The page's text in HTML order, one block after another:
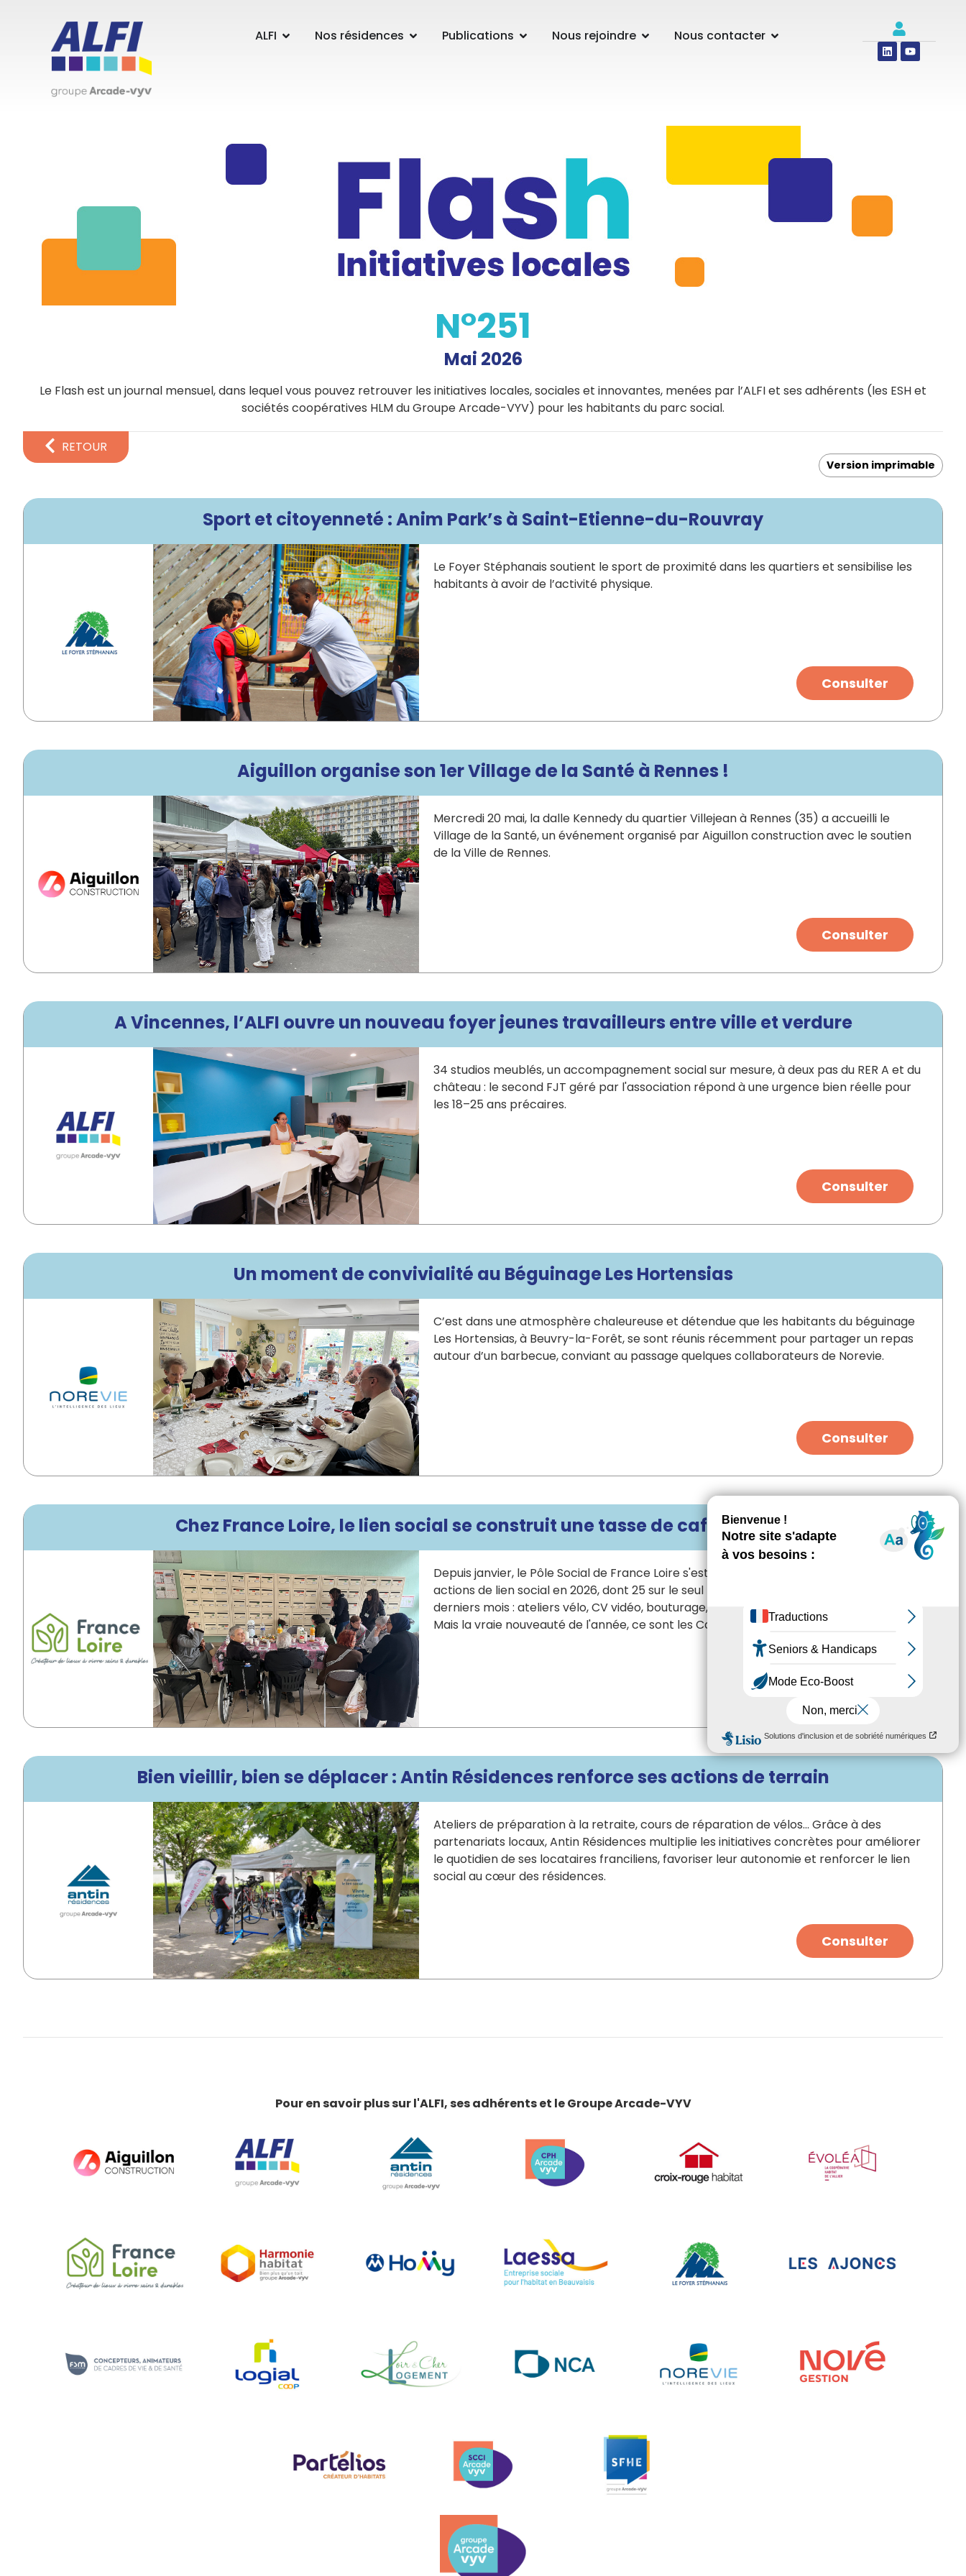
ALFI Nos résidences Publications Nous rejoindre Nous contacter
N°251
Mai 2026
Le Flash est un journal mensuel, dans lequel vous pouvez retrouver les initiatives locales, sociales et innovantes, menées par l’ALFI et ses adhérents (les ESH et
sociétés coopératives HLM du Groupe Arcade-VYV) pour les habitants du parc social.
RETOUR
Version imprimable
Sport et citoyenneté : Anim Park’s à Saint-Etienne-du-Rouvray
Le Foyer Stéphanais soutient le sport de proximité dans les quartiers et sensibilise les
habitants à avoir de l’activité physique.
Consulter
Aiguillon organise son 1er Village de la Santé à Rennes !
Mercredi 20 mai, la dalle Kennedy du quartier Villejean à Rennes (35) a accueilli le
Village de la Santé, un événement organisé par Aiguillon construction avec le soutien
de la Ville de Rennes.
Consulter
A Vincennes, l’ALFI ouvre un nouveau foyer jeunes travailleurs entre ville et verdure
34 studios meublés, un accompagnement social sur mesure, à deux pas du RER A et du
château : le second FJT géré par l'association répond à une urgence bien réelle pour
les 18–25 ans précaires.
Consulter
Un moment de convivialité au Béguinage Les Hortensias
C’est dans une atmosphère chaleureuse et détendue que les habitants du béguinage
Les Hortensias, à Beuvry-la-Forêt, se sont réunis récemment pour partager un repas
autour d’un barbecue, conviant au passage quelques collaborateurs de Norevie.
Consulter
Chez France Loire, le lien social se construit une tasse de café à la fois
Depuis janvier, le Pôle Social de France Loire s'est fixé un objectif : organiser plus de 150
actions de lien social en 2026, dont 25 sur le seul mois d'avril. Au programme de ces
derniers mois : ateliers vélo, CV vidéo, bouturage, sports urbains, nuits de la lecture…
Mais la vraie nouveauté de l'année, ce sont les Cafés Hall !
Consulter
Bien vieillir, bien se déplacer : Antin Résidences renforce ses actions de terrain
Ateliers de préparation à la retraite, cours de réparation de vélos… Grâce à des
partenariats locaux, Antin Résidences multiplie les initiatives concrètes pour améliorer
le quotidien de ses locataires franciliens, favoriser leur autonomie et renforcer le lien
social au cœur des résidences.
Consulter
Pour en savoir plus sur l'ALFI, ses adhérents et le Groupe Arcade-VYV